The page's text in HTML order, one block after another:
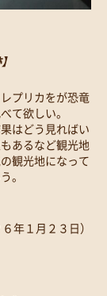
プリカをが恐竜
て欲しい。
はどう見ればい
あるなど観光地
観光地になって
。
２３日）